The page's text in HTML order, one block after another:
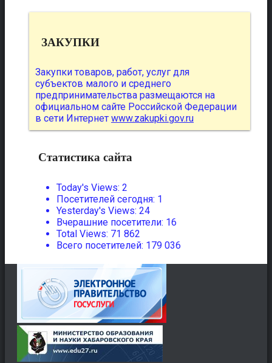
ЗАКУПКИ
Закупки товаров, работ, услуг для
субъектов малого и среднего
предпринимательства размещаются на
официальном сайте Российской Федерации
в сети Интернет www.zakupki.gov.ru
Статистика сайта
Today's Views: 2
Посетителей сегодня: 1
Yesterday's Views: 24
Вчерашние посетители: 16
Total Views: 71 862
Всего посетителей: 179 036